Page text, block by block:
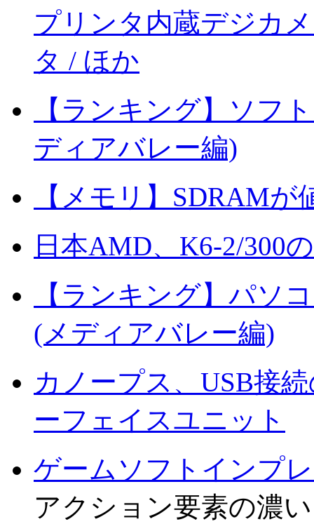
プリンタ内蔵デジカ
タ / ほか
【ランキング】ソフ
ディアバレー編)
【メモリ】SDRAMが
日本AMD、K6-2/300
【ランキング】パソ
(メディアバレー編)
カノープス、USB接
ーフェイスユニット
ゲームソフトインプ
アクション要素の濃